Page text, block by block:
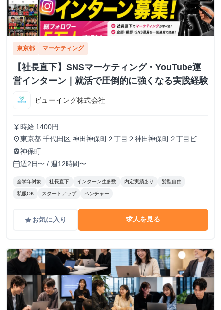
東京都 マーケティング
【社長直下】SNSマーケティング・YouTube運
営インターン｜就活で圧倒的に強くなる実践経験
ビューイング株式会社
currency_yen 時給:1400円
place東京都 千代田区 神田神保町２丁目２神田神保町２丁目ビル
５０２号室
train神保町
calendar_today週2日〜 / 週12時間〜
全学年対象 社長直下 インターン生多数 内定実績あり 髪型自由
私服OK スタートアップ ベンチャー
gradeお気に入り 求人を見る